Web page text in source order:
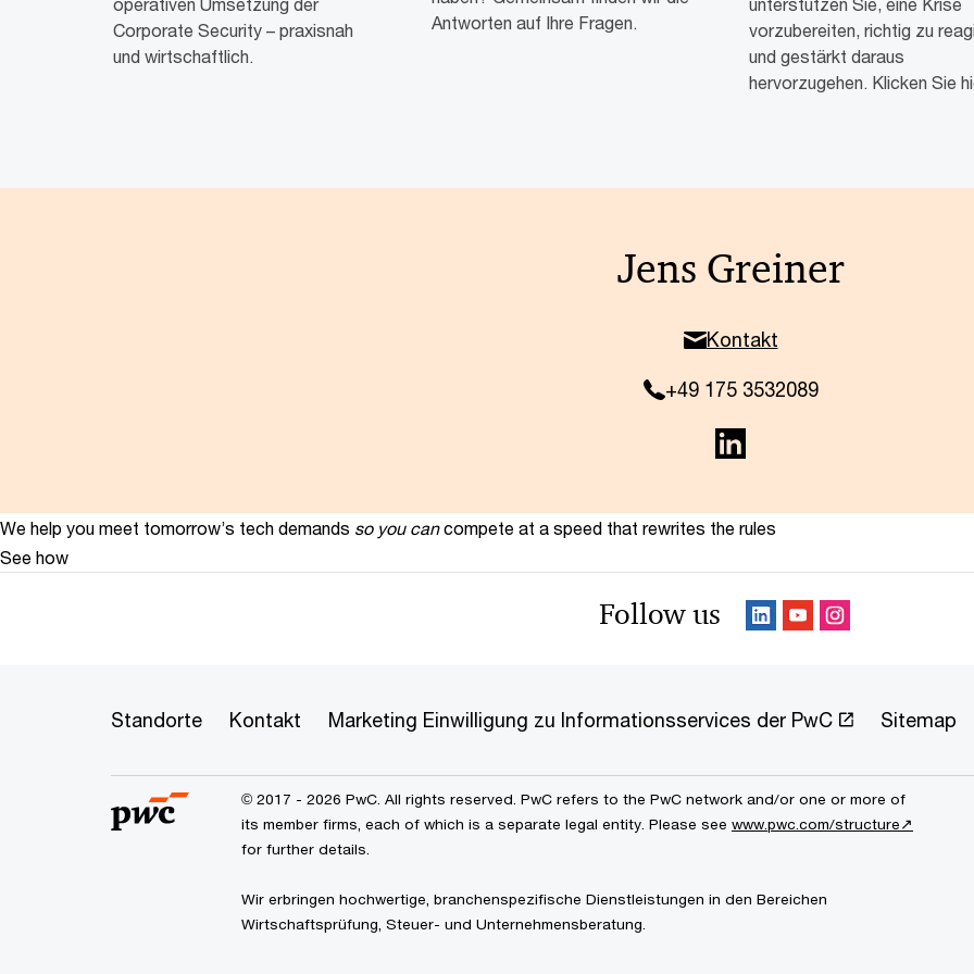
Corporate Security – praxisnah
und wirtschaftlich.
Antworten auf Ihre Fragen.
vorzubereiten, richtig zu
und gestärkt daraus
hervorzugehen. Klicken Sie
Jens Greiner
Kontakt
+49 175 3532089
We help you meet tomorrow’s tech demands so you can compete at a speed that rewrites the rules
See how
Follow us
Standorte Kontakt Marketing Einwilligung zu Informationsservices der PwC Sitemap
© 2017 - 2026 PwC. All rights reserved. PwC refers to the PwC network and/or one or more of
its member firms, each of which is a separate legal entity. Please see www.pwc.com/structure↗
for further details.
Wir erbringen hochwertige, branchenspezifische Dienstleistungen in den Bereichen
Wirtschaftsprüfung, Steuer- und Unternehmensberatung.